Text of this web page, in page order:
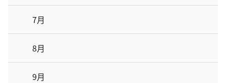
7月
8月
9月